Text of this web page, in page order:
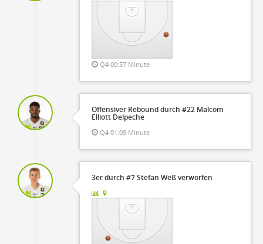
Q4 00:57 Minute
Offensiver Rebound durch #22 Malcom
Elliott Delpeche
Q4 01:09 Minute
3er durch #7 Stefan Weß verworfen